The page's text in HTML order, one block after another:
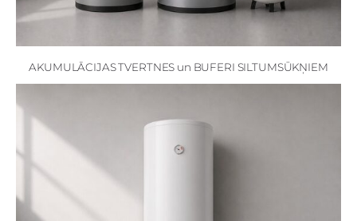
AKUMULĀCIJAS TVERTNES un BUFERI SILTUMSŪKŅIEM